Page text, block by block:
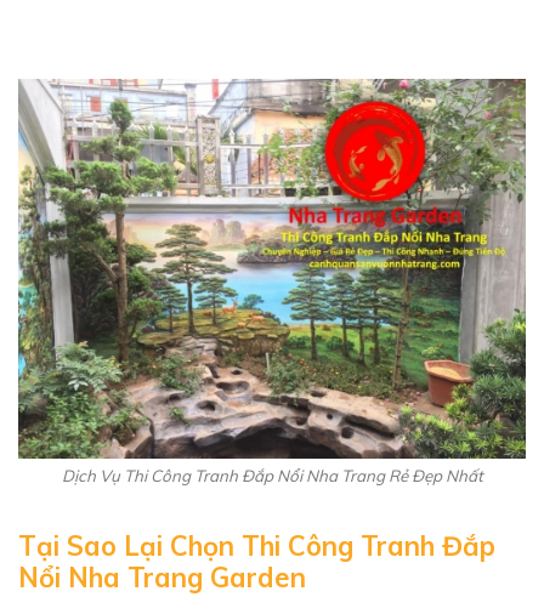
Dịch Vụ Thi Công Tranh Đắp Nổi Nha Trang Rẻ Đẹp Nhất
Tại Sao Lại Chọn Thi Công Tranh Đắp
Nổi Nha Trang Garden